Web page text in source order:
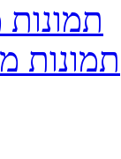
תמונות